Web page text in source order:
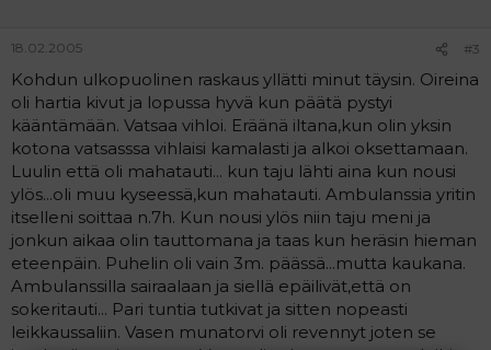
18.02.2005 #3
Kohdun ulkopuolinen raskaus yllätti minut täysin. Oireina
oli hartia kivut ja lopussa hyvä kun päätä pystyi
kääntämään. Vatsaa vihloi. Eräänä iltana,kun olin yksin
kotona vatsasssa vihlaisi kamalasti ja alkoi oksettamaan.
Luulin että oli mahatauti... kun taju lähti aina kun nousi
ylös...oli muu kyseessä,kun mahatauti. Ambulanssia yritin
itselleni soittaa n.7h. Kun nousi ylös niin taju meni ja
jonkun aikaa olin tauttomana ja taas kun heräsin hieman
eteenpäin. Puhelin oli vain 3m. päässä...mutta kaukana.
Ambulanssilla sairaalaan ja siellä epäilivät,että on
sokeritauti... Pari tuntia tutkivat ja sitten nopeasti
leikkaussaliin. Vasen munatorvi oli revennyt joten se